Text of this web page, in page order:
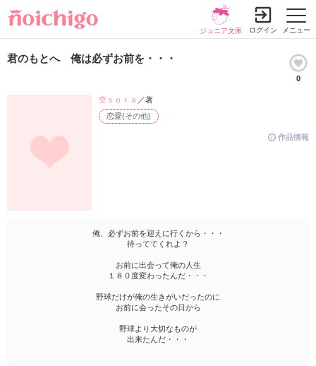
メニュー
ジュニア文庫 ログイン
君のもとへ 俺は必ずお前を・・・
0
作品情報
恋愛(その他)
空ｓｏｒａ ／著
俺、必ずお前を迎えに行くから・・・
待っててくれよ？
お前に出会って俺の人生
１８０度変わったんだ・・・
野球だけが俺の生きがいだったのに
お前に会ったその日から
野球より大切なものが
出来たんだ・・・